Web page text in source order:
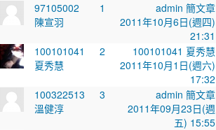
97105002
陳宣羽
1
admin 簡文章
2011年10月6日(週四)
21:31
100101041
夏秀慧
2
100101041 夏秀慧
2011年10月1日(週六)
17:32
100322513
溫健淳
3
admin 簡文章
2011年09月23日(週
五) 15:55